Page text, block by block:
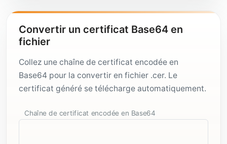
Convertir un certificat Base64 en
fichier
Collez une chaîne de certificat encodée en
Base64 pour la convertir en fichier .cer. Le
certificat généré se télécharge automatiquement.
Chaîne de certificat encodée en Base64